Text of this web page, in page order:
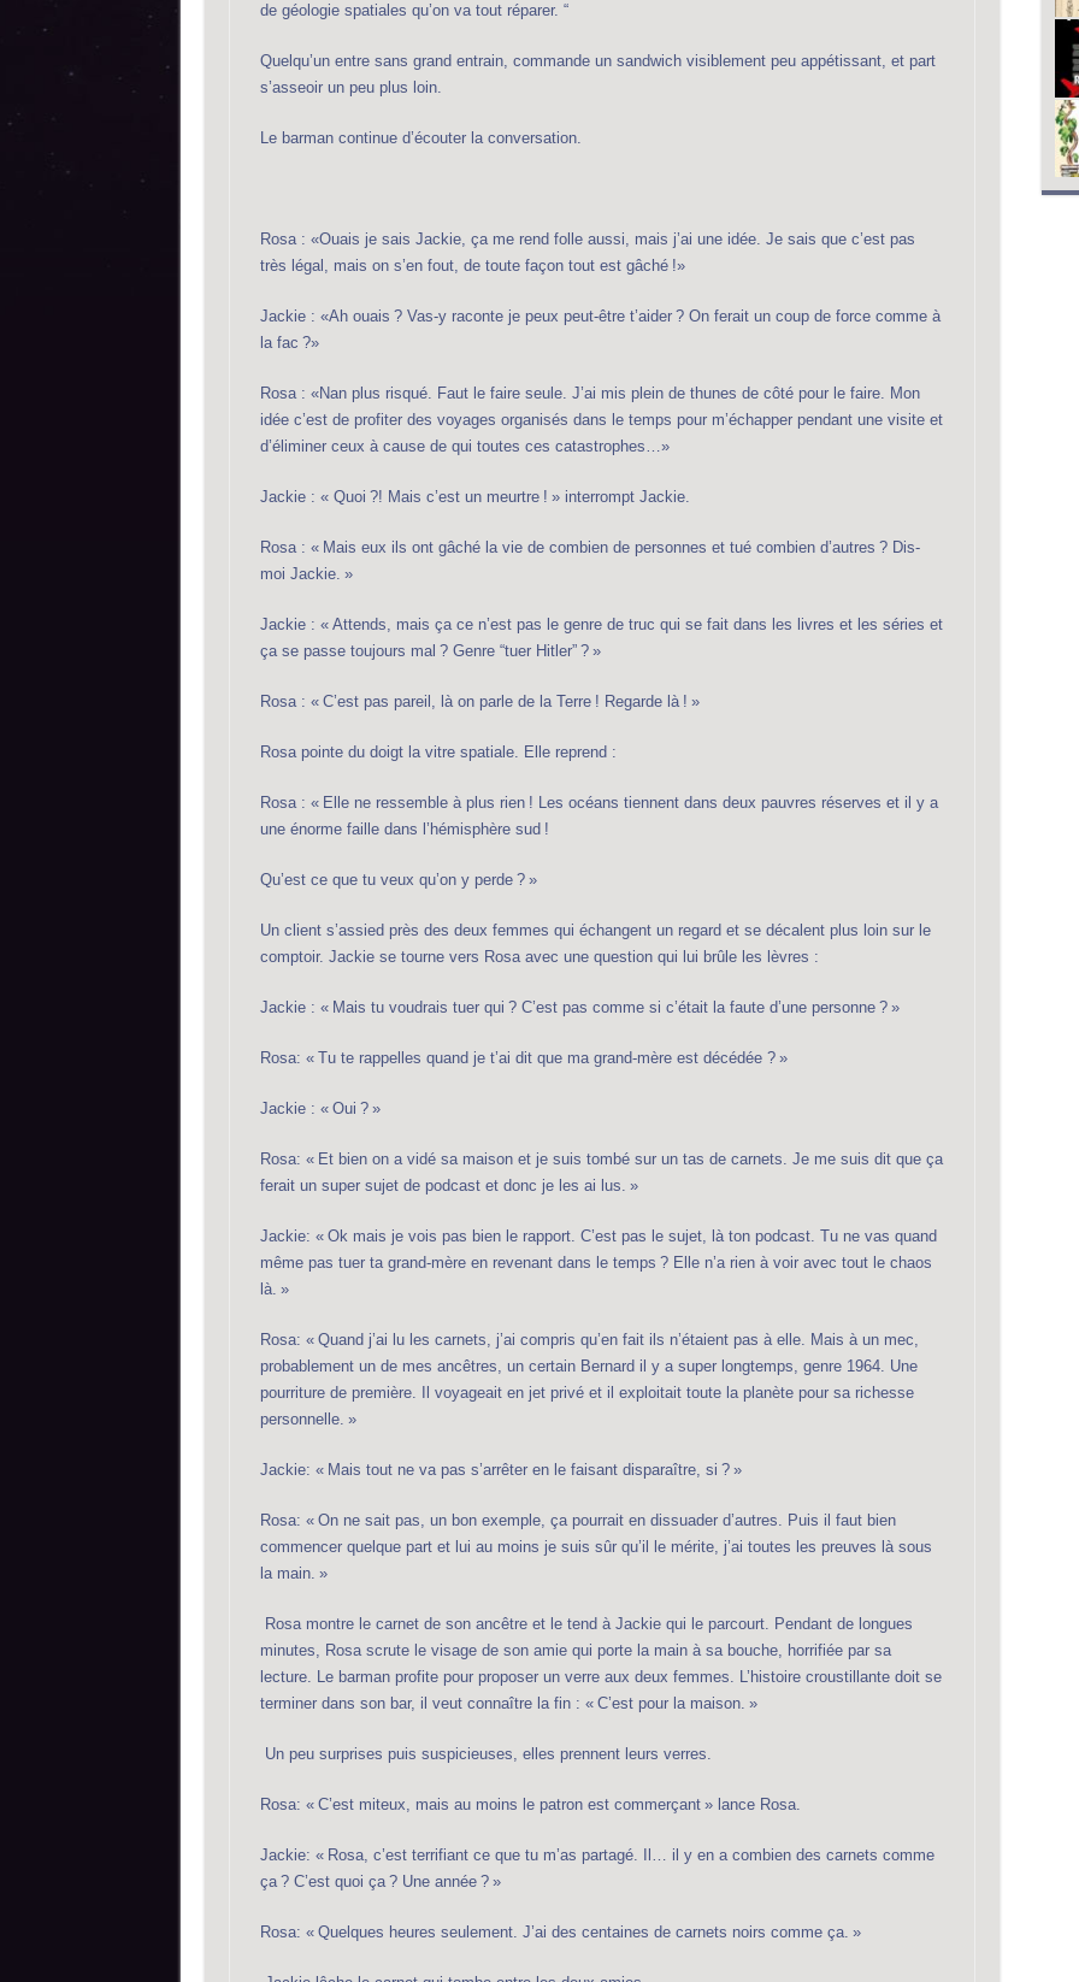
de géologie spatiales qu’on va tout réparer. “
Quelqu’un entre sans grand entrain, commande un sandwich visiblement peu appétissant, et part
s’asseoir un peu plus loin.
Le barman continue d’écouter la conversation.
Rosa : «Ouais je sais Jackie, ça me rend folle aussi, mais j’ai une idée. Je sais que c’est pas
très légal, mais on s’en fout, de toute façon tout est gâché !»
Jackie : «Ah ouais ? Vas-y raconte je peux peut-être t’aider ? On ferait un coup de force comme à
la fac ?»
Rosa : «Nan plus risqué. Faut le faire seule. J’ai mis plein de thunes de côté pour le faire. Mon
idée c’est de profiter des voyages organisés dans le temps pour m’échapper pendant une visite et
d’éliminer ceux à cause de qui toutes ces catastrophes…»
Jackie : « Quoi ?! Mais c’est un meurtre ! » interrompt Jackie.
Rosa : « Mais eux ils ont gâché la vie de combien de personnes et tué combien d’autres ? Dis-
moi Jackie. »
Jackie : « Attends, mais ça ce n’est pas le genre de truc qui se fait dans les livres et les séries et
ça se passe toujours mal ? Genre “tuer Hitler” ? »
Rosa : « C’est pas pareil, là on parle de la Terre ! Regarde là ! »
Rosa pointe du doigt la vitre spatiale. Elle reprend :
Rosa : « Elle ne ressemble à plus rien ! Les océans tiennent dans deux pauvres réserves et il y a
une énorme faille dans l’hémisphère sud !
Qu’est ce que tu veux qu’on y perde ? »
Un client s’assied près des deux femmes qui échangent un regard et se décalent plus loin sur le
comptoir. Jackie se tourne vers Rosa avec une question qui lui brûle les lèvres :
Jackie : « Mais tu voudrais tuer qui ? C’est pas comme si c’était la faute d’une personne ? »
Rosa: « Tu te rappelles quand je t’ai dit que ma grand-mère est décédée ? »
Jackie : « Oui ? »
Rosa: « Et bien on a vidé sa maison et je suis tombé sur un tas de carnets. Je me suis dit que ça
ferait un super sujet de podcast et donc je les ai lus. »
Jackie: « Ok mais je vois pas bien le rapport. C’est pas le sujet, là ton podcast. Tu ne vas quand
même pas tuer ta grand-mère en revenant dans le temps ? Elle n’a rien à voir avec tout le chaos
là. »
Rosa: « Quand j’ai lu les carnets, j’ai compris qu’en fait ils n’étaient pas à elle. Mais à un mec,
probablement un de mes ancêtres, un certain Bernard il y a super longtemps, genre 1964. Une
pourriture de première. Il voyageait en jet privé et il exploitait toute la planète pour sa richesse
personnelle. »
Jackie: « Mais tout ne va pas s’arrêter en le faisant disparaître, si ? »
Rosa: « On ne sait pas, un bon exemple, ça pourrait en dissuader d’autres. Puis il faut bien
commencer quelque part et lui au moins je suis sûr qu’il le mérite, j’ai toutes les preuves là sous
la main. »
Rosa montre le carnet de son ancêtre et le tend à Jackie qui le parcourt. Pendant de longues
minutes, Rosa scrute le visage de son amie qui porte la main à sa bouche, horrifiée par sa
lecture. Le barman profite pour proposer un verre aux deux femmes. L’histoire croustillante doit se
terminer dans son bar, il veut connaître la fin : « C’est pour la maison. »
Un peu surprises puis suspicieuses, elles prennent leurs verres.
Rosa: « C’est miteux, mais au moins le patron est commerçant » lance Rosa.
Jackie: « Rosa, c’est terrifiant ce que tu m’as partagé. Il… il y en a combien des carnets comme
ça ? C’est quoi ça ? Une année ? »
Rosa: « Quelques heures seulement. J’ai des centaines de carnets noirs comme ça. »